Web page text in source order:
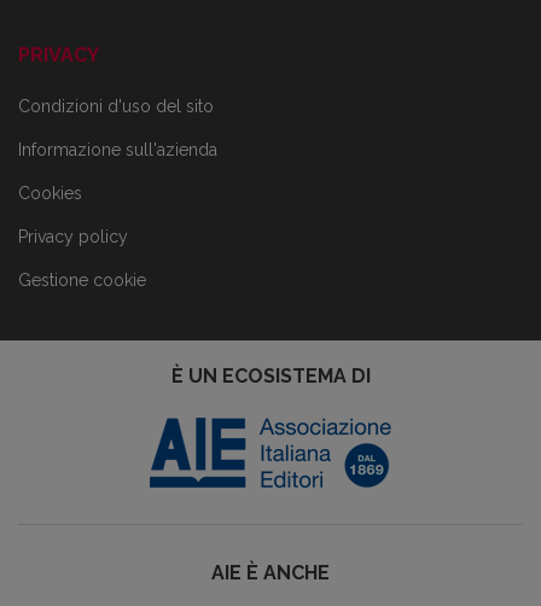
PRIVACY
Condizioni d'uso del sito
Informazione sull'azienda
Cookies
Privacy policy
Gestione cookie
È UN ECOSISTEMA DI
AIE È ANCHE